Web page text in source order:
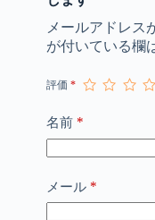
メールアドレス
が付いている欄
評価 *
名前*
メール*